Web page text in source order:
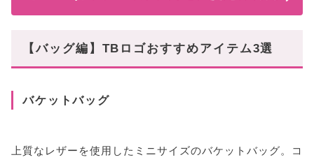
【バッグ編】TBロゴおすすめアイテム3選
バケットバッグ
上質なレザーを使用したミニサイズのバケットバッグ。コ